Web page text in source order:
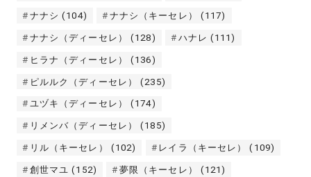
ナナシ (104) ナナシ（キーセレ） (117)
ナナシ（ディーセレ） (128) ハナレ (111)
ヒラナ（ディーセレ） (136)
ピルルク（ディーセレ） (235)
ユヅキ（ディーセレ） (174)
リメンバ（ディーセレ） (185)
リル（キーセレ） (102) レイラ（キーセレ） (109)
創世マユ (152) 夢限（キーセレ） (121)